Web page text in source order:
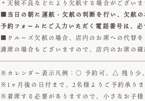
＊天候不良などにより欠航する場合がござい
■当日の朝に運航・欠航の判断を行い、欠航
予約フォームにご入力いただく電話番号は、
■クルーズ欠航の場合、店内のお席への代替
満席の場合もございますので、店内のお席の
※カレンダー表示凡例：○ 予約可、△ 残り少
※1ヶ月後の日付まで、2名様よりご予約承り
※着席する必要がありますので、小さなお子